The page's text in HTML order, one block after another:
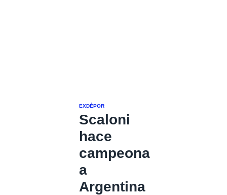
EXDÉPOR
Scaloni
hace
campeona
a
Argentina